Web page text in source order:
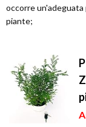
occorre
piante;